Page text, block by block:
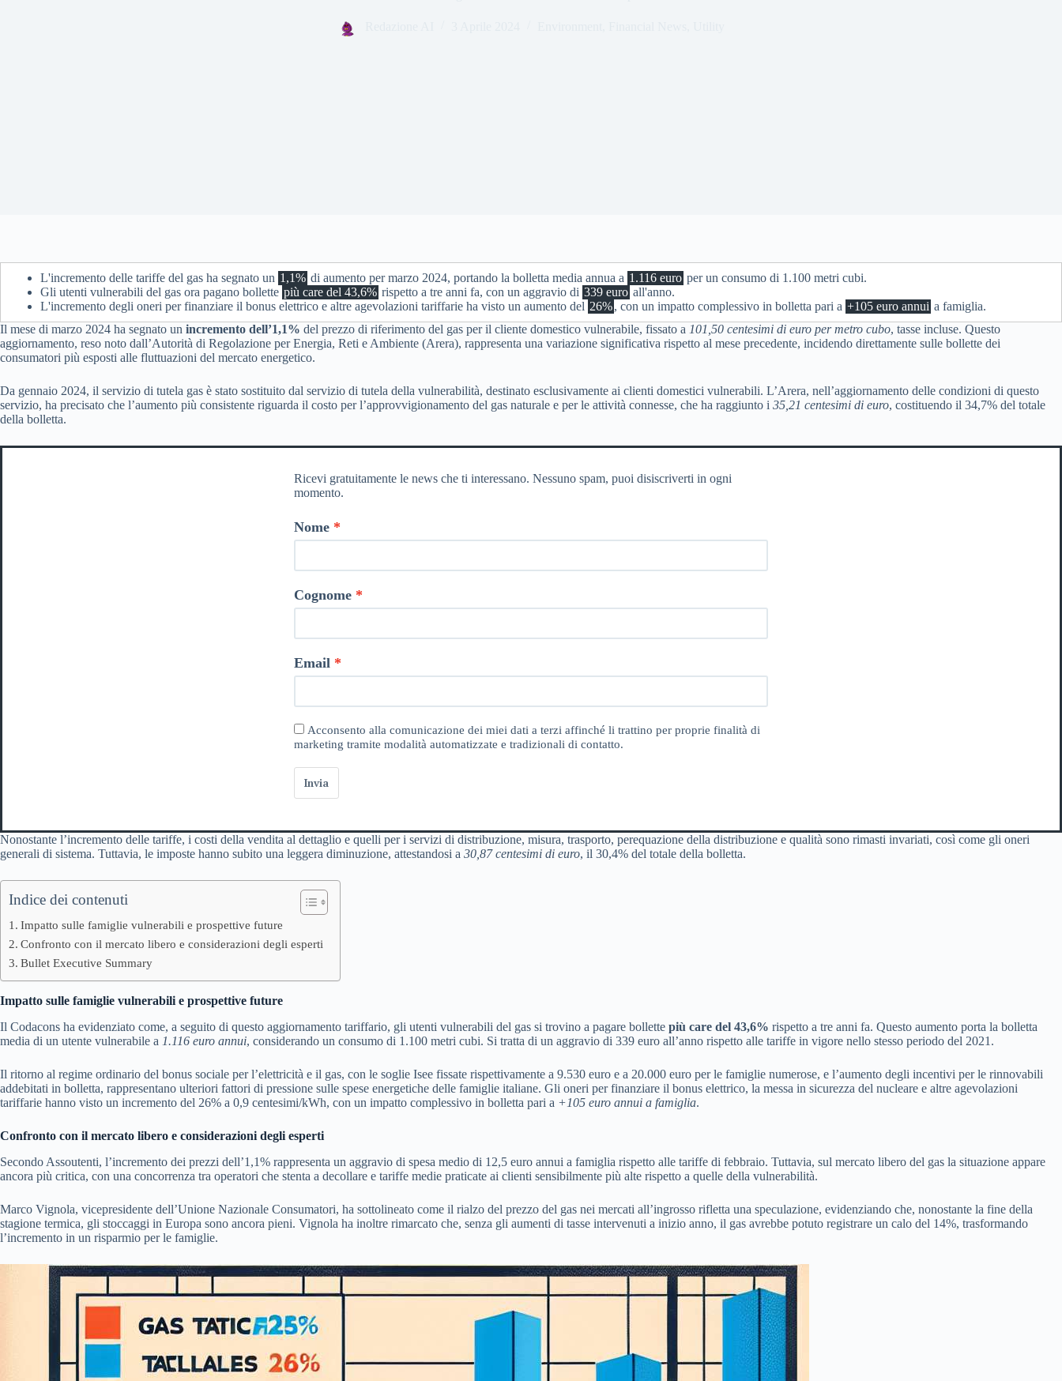
L'incremento delle tariffe del gas ha segnato un 1,1% di aumento per marzo 2024, portando la bolletta media annua a 1.116 euro per un consumo di 1.100 metri cubi.
Gli utenti vulnerabili del gas ora pagano bollette più care del 43,6% rispetto a tre anni fa, con un aggravio di 339 euro all'anno.
L'incremento degli oneri per finanziare il bonus elettrico e altre agevolazioni tariffarie ha visto un aumento del 26%, con un impatto complessivo in bolletta pari a +105 euro annui a famiglia.
Il mese di marzo 2024 ha segnato un incremento dell’1,1% del prezzo di riferimento del gas per il cliente domestico vulnerabile, fissato a 101,50 centesimi di euro per metro cubo, tasse incluse. Questo
aggiornamento, reso noto dall’Autorità di Regolazione per Energia, Reti e Ambiente (Arera), rappresenta una variazione significativa rispetto al mese precedente, incidendo direttamente sulle bollette dei
consumatori più esposti alle fluttuazioni del mercato energetico.
Da gennaio 2024, il servizio di tutela gas è stato sostituito dal servizio di tutela della vulnerabilità, destinato esclusivamente ai clienti domestici vulnerabili. L’Arera, nell’aggiornamento delle condizioni di questo
servizio, ha precisato che l’aumento più consistente riguarda il costo per l’approvvigionamento del gas naturale e per le attività connesse, che ha raggiunto i 35,21 centesimi di euro, costituendo il 34,7% del totale
della bolletta.
Ricevi gratuitamente le news che ti interessano. Nessuno spam, puoi disiscriverti in ogni
momento.
Nome
Cognome
Email
Acconsento alla comunicazione dei miei dati a terzi affinché li trattino per proprie finalità di
marketing tramite modalità automatizzate e tradizionali di contatto.
Invia
Nonostante l’incremento delle tariffe, i costi della vendita al dettaglio e quelli per i servizi di distribuzione, misura, trasporto, perequazione della distribuzione e qualità sono rimasti invariati, così come gli oneri
generali di sistema. Tuttavia, le imposte hanno subito una leggera diminuzione, attestandosi a 30,87 centesimi di euro, il 30,4% del totale della bolletta.
Indice dei contenuti
Impatto sulle famiglie vulnerabili e prospettive future
Confronto con il mercato libero e considerazioni degli esperti
Bullet Executive Summary
Impatto sulle famiglie vulnerabili e prospettive future
Il Codacons ha evidenziato come, a seguito di questo aggiornamento tariffario, gli utenti vulnerabili del gas si trovino a pagare bollette più care del 43,6% rispetto a tre anni fa. Questo aumento porta la bolletta
media di un utente vulnerabile a 1.116 euro annui, considerando un consumo di 1.100 metri cubi. Si tratta di un aggravio di 339 euro all’anno rispetto alle tariffe in vigore nello stesso periodo del 2021.
Il ritorno al regime ordinario del bonus sociale per l’elettricità e il gas, con le soglie Isee fissate rispettivamente a 9.530 euro e a 20.000 euro per le famiglie numerose, e l’aumento degli incentivi per le rinnovabili
addebitati in bolletta, rappresentano ulteriori fattori di pressione sulle spese energetiche delle famiglie italiane. Gli oneri per finanziare il bonus elettrico, la messa in sicurezza del nucleare e altre agevolazioni
tariffarie hanno visto un incremento del 26% a 0,9 centesimi/kWh, con un impatto complessivo in bolletta pari a +105 euro annui a famiglia.
Confronto con il mercato libero e considerazioni degli esperti
Secondo Assoutenti, l’incremento dei prezzi dell’1,1% rappresenta un aggravio di spesa medio di 12,5 euro annui a famiglia rispetto alle tariffe di febbraio. Tuttavia, sul mercato libero del gas la situazione appare
ancora più critica, con una concorrenza tra operatori che stenta a decollare e tariffe medie praticate ai clienti sensibilmente più alte rispetto a quelle della vulnerabilità.
Marco Vignola, vicepresidente dell’Unione Nazionale Consumatori, ha sottolineato come il rialzo del prezzo del gas nei mercati all’ingrosso rifletta una speculazione, evidenziando che, nonostante la fine della
stagione termica, gli stoccaggi in Europa sono ancora pieni. Vignola ha inoltre rimarcato che, senza gli aumenti di tasse intervenuti a inizio anno, il gas avrebbe potuto registrare un calo del 14%, trasformando
l’incremento in un risparmio per le famiglie.